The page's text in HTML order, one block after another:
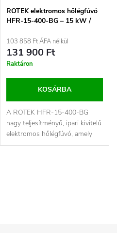
ROTEK elektromos hőlégfúvó
HFR-15-400-BG – 15 kW /
103 858 Ft ÁFA nélkül
131 900 Ft
Raktáron
KOSÁRBA
A ROTEK HFR-15-400-BG
nagy teljesítményű, ipari kivitelű
elektromos hőlégfúvó, amely
ideális megoldás építkezések,...